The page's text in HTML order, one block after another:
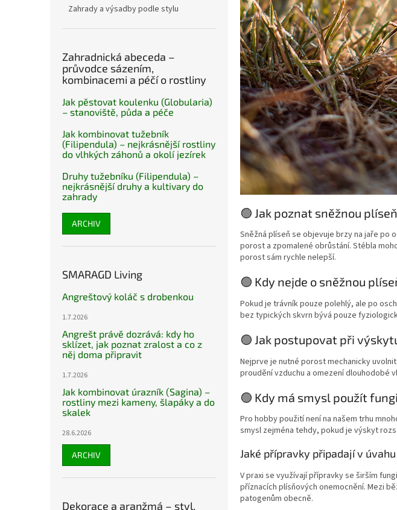
Zahrady a výsadby podle stylu
Zahradnická abeceda –
průvodce sázením,
kombinacemi a péčí o rostliny
Jak pěstovat koulenku (Globularia)
– stanoviště, půda a péče
Jak kombinovat tužebník
(Filipendula) – nejkrásnější rostliny
do vlhkých záhonů a okolí jezírek
Druhy tužebníku (Filipendula) –
nejkrásnější druhy a kultivary do
zahrady
ARCHIV
SMARAGD Living
Angreštový koláč s drobenkou
1.7.2026
Angrešt právě dozrává: kdy ho
sklízet, jak poznat zralost a co z
něj doma připravit
1.7.2026
Jak kombinovat úrazník (Sagina) –
rostliny mezi kameny, šlapáky a do
skalek
28.6.2026
ARCHIV
Dekorace a aranžmá – styl,
🟢 Jak poznat sněžnou
Sněžná plíseň se objevuje brzy na jaře po
porost a zpomalené obrůstání. Stébla
porost sám rychle nelepší.
🟢 Kdy nejde o sněžnou
Pokud je trávník pouze polehlý, ale po
bez typických skvrn bývá pouze
🟢 Jak postupovat při
Nejprve je nutné porost mechanicky
proudění vzduchu a omezení dlouhodobé
🟢 Kdy má smysl použít
Pro hobby použití není na našem trhu
smysl zejména tehdy, pokud je výskyt
Jaké přípravky připadají v úvahu
V praxi se využívají přípravky se širším
příznacích plísňových onemocnění. Mezi
patogenům obecně.